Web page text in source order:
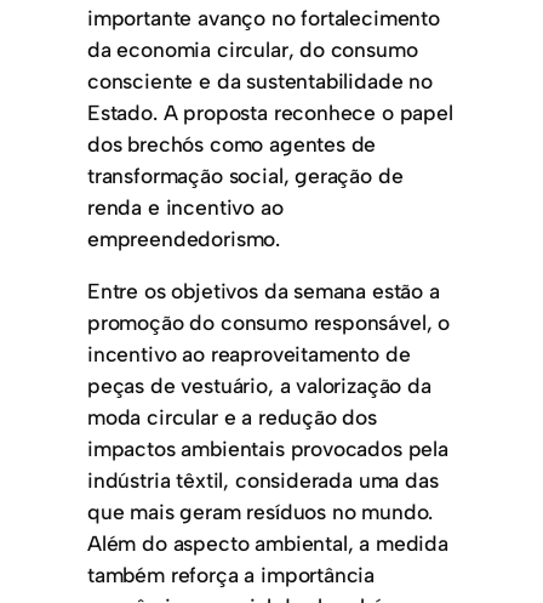
importante avanço no fortalecimento
da economia circular, do consumo
consciente e da sustentabilidade no
Estado. A proposta reconhece o papel
dos brechós como agentes de
transformação social, geração de
renda e incentivo ao
empreendedorismo.
Entre os objetivos da semana estão a
promoção do consumo responsável, o
incentivo ao reaproveitamento de
peças de vestuário, a valorização da
moda circular e a redução dos
impactos ambientais provocados pela
indústria têxtil, considerada uma das
que mais geram resíduos no mundo.
Além do aspecto ambiental, a medida
também reforça a importância